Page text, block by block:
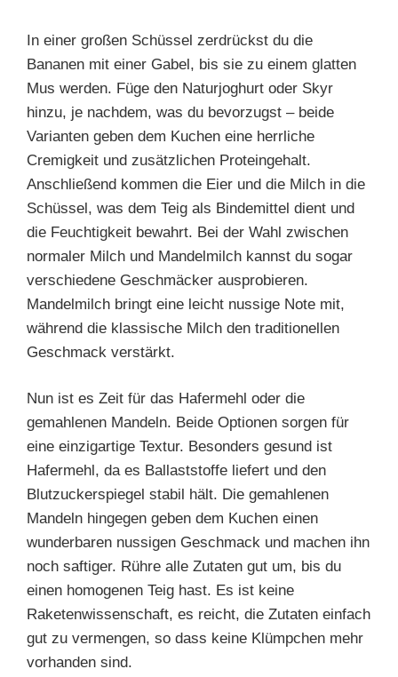
In einer großen Schüssel zerdrückst du die
Bananen mit einer Gabel, bis sie zu einem glatten
Mus werden. Füge den Naturjoghurt oder Skyr
hinzu, je nachdem, was du bevorzugst – beide
Varianten geben dem Kuchen eine herrliche
Cremigkeit und zusätzlichen Proteingehalt.
Anschließend kommen die Eier und die Milch in die
Schüssel, was dem Teig als Bindemittel dient und
die Feuchtigkeit bewahrt. Bei der Wahl zwischen
normaler Milch und Mandelmilch kannst du sogar
verschiedene Geschmäcker ausprobieren.
Mandelmilch bringt eine leicht nussige Note mit,
während die klassische Milch den traditionellen
Geschmack verstärkt.
Nun ist es Zeit für das Hafermehl oder die
gemahlenen Mandeln. Beide Optionen sorgen für
eine einzigartige Textur. Besonders gesund ist
Hafermehl, da es Ballaststoffe liefert und den
Blutzuckerspiegel stabil hält. Die gemahlenen
Mandeln hingegen geben dem Kuchen einen
wunderbaren nussigen Geschmack und machen ihn
noch saftiger. Rühre alle Zutaten gut um, bis du
einen homogenen Teig hast. Es ist keine
Raketenwissenschaft, es reicht, die Zutaten einfach
gut zu vermengen, so dass keine Klümpchen mehr
vorhanden sind.